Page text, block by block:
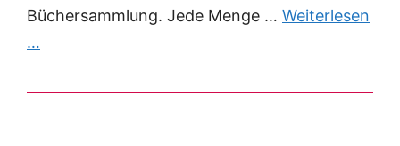
Büchersammlung. Jede Menge … Weiterlesen
…